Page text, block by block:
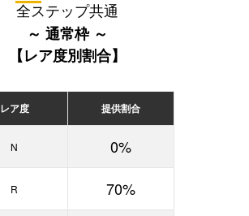
全ステップ共通
～ 通常枠 ～
【レア度別割合】
レア度 提供割合
N 0%
R 70%